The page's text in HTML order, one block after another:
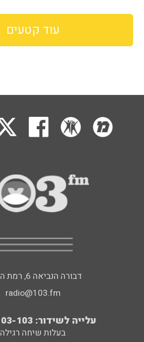
עוד קטעים
דבורה הנביאה 6, רמת השרון
radio@103.fm
עלייה לשידור: 0552-103-103
בעלות שיחה רגילה